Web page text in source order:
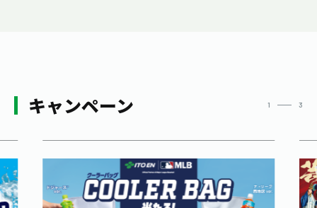
キャンペーン 1 3